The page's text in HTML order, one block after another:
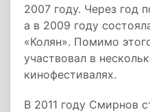
2007 году. Через год
а в 2009 году
«Колян». Помимо
участвовал в
кинофестивалях.
В 2011 году Смирнов